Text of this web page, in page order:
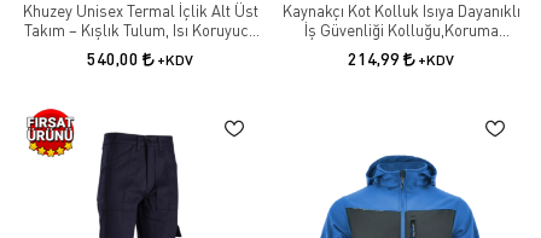
Khuzey Unisex Termal İçlik Alt Üst
Takım – Kışlık Tulum, Isı Koruyucu
Spor ve Günlük Kullanım İçin
540,00 +KDV
Kaynakçı Kot Kolluk Isıya Dayanıklı
İş Güvenliği Kolluğu,Koruma
Kolluk, Unisex Denim İş Kol
Koruyucu
214,99 +KDV